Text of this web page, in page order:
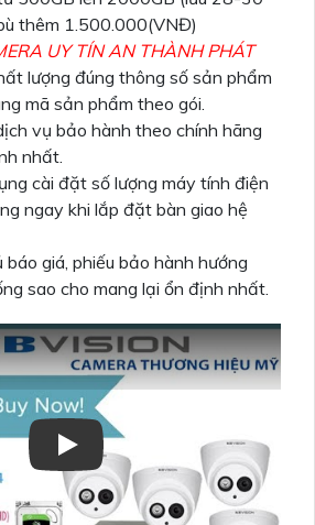
thêm 1.500.000(VNĐ)
UY TÍN AN THÀNH PHÁT
lượng đúng thông số sản phẩm
mã sản phẩm theo gói.
vụ bảo hành theo chính hãng
nhất.
cài đặt số lượng máy tính điện
ngay khi lắp đặt bàn giao hệ
giá, phiếu bảo hành hướng
sao cho mang lại ổn định nhất.